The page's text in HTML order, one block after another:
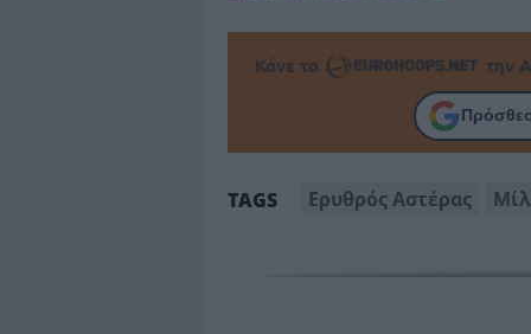
Κάνε το την
TAGS Ερυθρός Αστέρας